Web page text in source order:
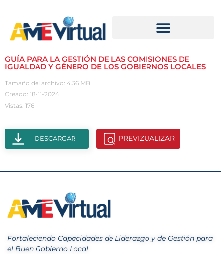
GUÍA PARA LA GESTIÓN DE LAS COMISIONES DE
IGUALDAD Y GÉNERO DE LOS GOBIERNOS LOCALES
Tamaño del archivo: 4.36 MB
Creado: 18-11-2024
Vistas: 176
DESCARGAR PREVIZUALIZAR
Fortaleciendo Capacidades de Liderazgo y de Gestión para
el Buen Gobierno Local